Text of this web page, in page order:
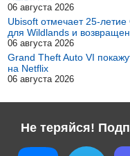
06 августа 2026
Ubisoft отмечает 25-
для Wildlands и
06 августа 2026
Grand Theft Auto VI
на Netflix
06 августа 2026
Не теряйся!